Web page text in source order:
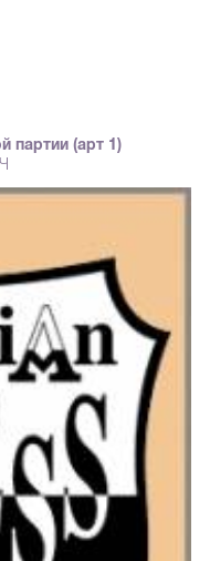
партии (арт 1)